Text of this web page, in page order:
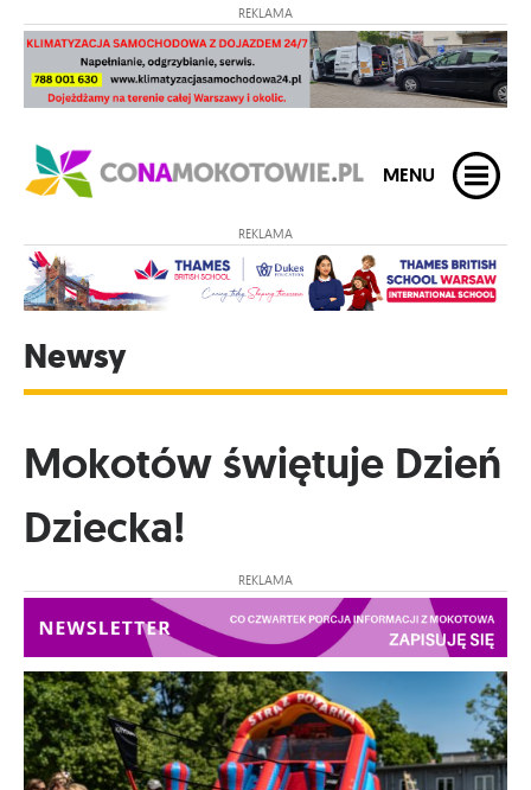
REKLAMA
MENU
REKLAMA
Newsy
Mokotów świętuje Dzień
Dziecka!
REKLAMA